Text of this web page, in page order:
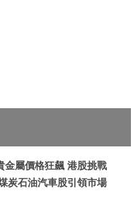
金屬價格狂飆 港股挑戰
炭石油汽車股引領市場